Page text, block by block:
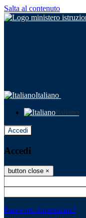
Salta al contenuto
Italiano
Italiano
Accedi
Accedi
button close ×
Password dimenticata?